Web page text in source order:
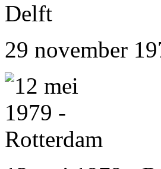
29 november